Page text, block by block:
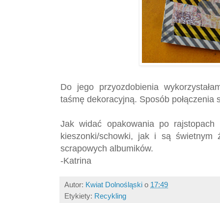
Do jego przyozdobienia
taśmę dekoracyjną. Sposób połączenia
Jak widać opakowania po
kieszonki/schowki, jak i są świetnym
scrapowych albumików.
-Katrina
Autor: Kwiat Dolnośląski o 17:49
Etykiety: Recykling